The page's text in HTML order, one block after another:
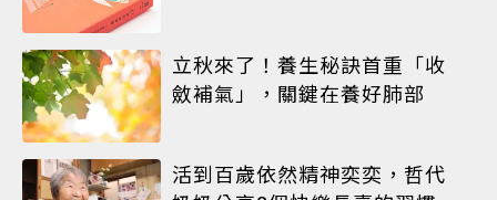
立秋來了！養生秘訣首重「收
斂補氣」，關鍵在養好肺部
活到百歲依然精神奕奕，哲代